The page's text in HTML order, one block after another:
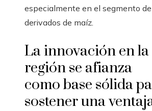
especialmente en el segmento de
derivados de maíz.
La innovación en la
región se afianza
como base sólida
sostener una